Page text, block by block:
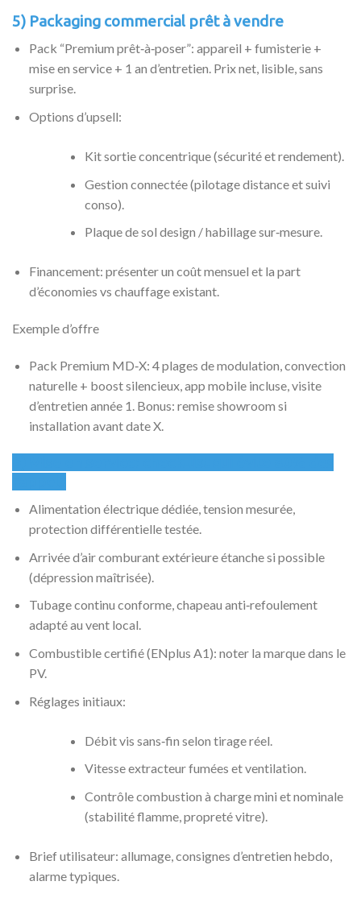
5) Packaging commercial prêt à vendre
Pack “Premium prêt‑à‑poser”: appareil + fumisterie +
mise en service + 1 an d’entretien. Prix net, lisible, sans
surprise.
Options d’upsell:
Kit sortie concentrique (sécurité et rendement).
Gestion connectée (pilotage distance et suivi
conso).
Plaque de sol design / habillage sur‑mesure.
Financement: présenter un coût mensuel et la part
d’économies vs chauffage existant.
Exemple d’offre
Pack Premium MD‑X: 4 plages de modulation, convection
naturelle + boost silencieux, app mobile incluse, visite
d’entretien année 1. Bonus: remise showroom si
installation avant date X.
Alimentation électrique dédiée, tension mesurée,
protection différentielle testée.
Arrivée d’air comburant extérieure étanche si possible
(dépression maîtrisée).
Tubage continu conforme, chapeau anti‑refoulement
adapté au vent local.
Combustible certifié (ENplus A1): noter la marque dans le
PV.
Réglages initiaux:
Débit vis sans‑fin selon tirage réel.
Vitesse extracteur fumées et ventilation.
Contrôle combustion à charge mini et nominale
(stabilité flamme, propreté vitre).
Brief utilisateur: allumage, consignes d’entretien hebdo,
alarme typiques.